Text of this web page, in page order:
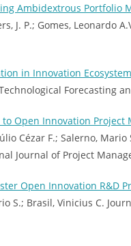
Ambidextrous Portfolio
J. P.; Gomes, Leonardo
in Innovation
Forecasting
Open Innovation Project
Cézar F.; Salerno,
Journal of Project
Open Innovation R&D
S.; Brasil, Vinicius C.